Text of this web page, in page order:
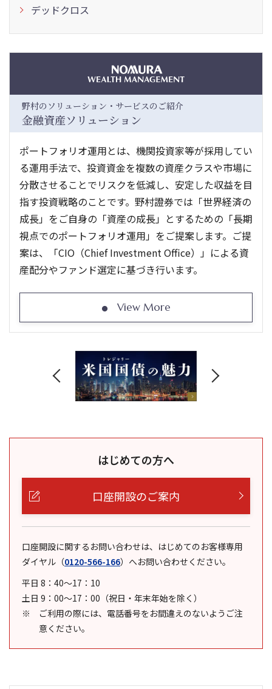
デッドクロス
野村のソリューション・サービスのご紹介
金融資産ソリューション
ポートフォリオ運用とは、機関投資家等が採用してい
る運用手法で、投資資金を複数の資産クラスや市場に
分散させることでリスクを低減し、安定した収益を目
指す投資戦略のことです。野村證券では「世界経済の
成長」をご自身の「資産の成長」とするための「長期
視点でのポートフォリオ運用」をご提案します。ご提
案は、「CIO（Chief Investment Office）」による資
産配分やファンド選定に基づき行います。
View More
はじめての方へ
口座開設のご案内
口座開設に関するお問い合わせは、はじめてのお客様専用
ダイヤル （0120-566-166） へお問い合わせください。
平日 8：40～17：10
土日 9：00～17：00（祝日・年末年始を除く）
ご利用の際には、電話番号をお間違えのないようご注
意ください。